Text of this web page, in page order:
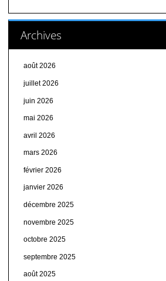
Archives
août 2026
juillet 2026
juin 2026
mai 2026
avril 2026
mars 2026
février 2026
janvier 2026
décembre 2025
novembre 2025
octobre 2025
septembre 2025
août 2025